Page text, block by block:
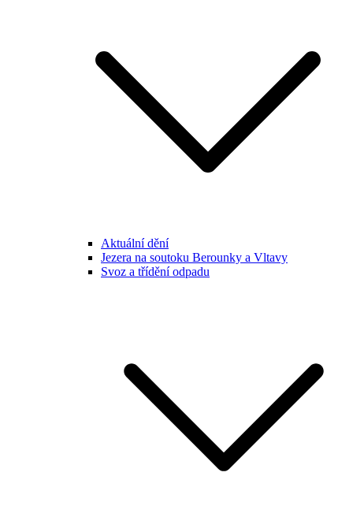
Aktuální dění
Jezera na soutoku Berounky a Vltavy
Svoz a třídění odpadu